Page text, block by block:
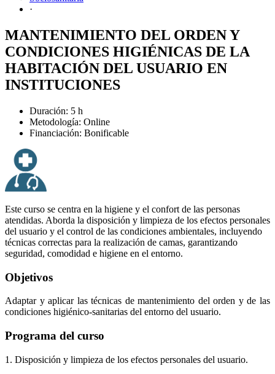
·
MANTENIMIENTO DEL ORDEN Y
CONDICIONES HIGIÉNICAS DE LA
HABITACIÓN DEL USUARIO EN
INSTITUCIONES
Duración: 5 h
Metodología: Online
Financiación: Bonificable
Este curso se centra en la higiene y el confort de las personas
atendidas. Aborda la disposición y limpieza de los efectos personales
del usuario y el control de las condiciones ambientales, incluyendo
técnicas correctas para la realización de camas, garantizando
seguridad, comodidad e higiene en el entorno.
Objetivos
Adaptar y aplicar las técnicas de mantenimiento del orden y de las
condiciones higiénico-sanitarias del entorno del usuario.
Programa del curso
1. Disposición y limpieza de los efectos personales del usuario.